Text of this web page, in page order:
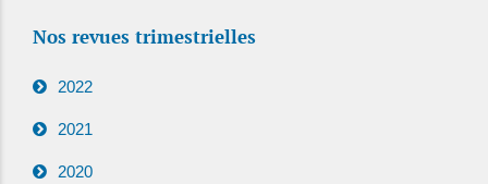
Nos revues trimestrielles
2022
2021
2020